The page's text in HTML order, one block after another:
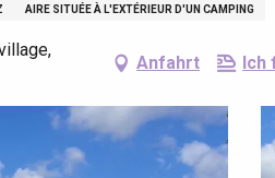
AIRE SITUÉE À L'EXTÉRIEUR D'UN CAMPING
Anfahrt